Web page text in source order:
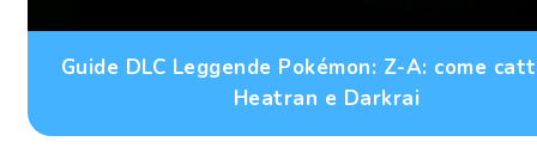
Guide DLC Leggende Pokémon: Z-A: come
Heatran e Darkrai